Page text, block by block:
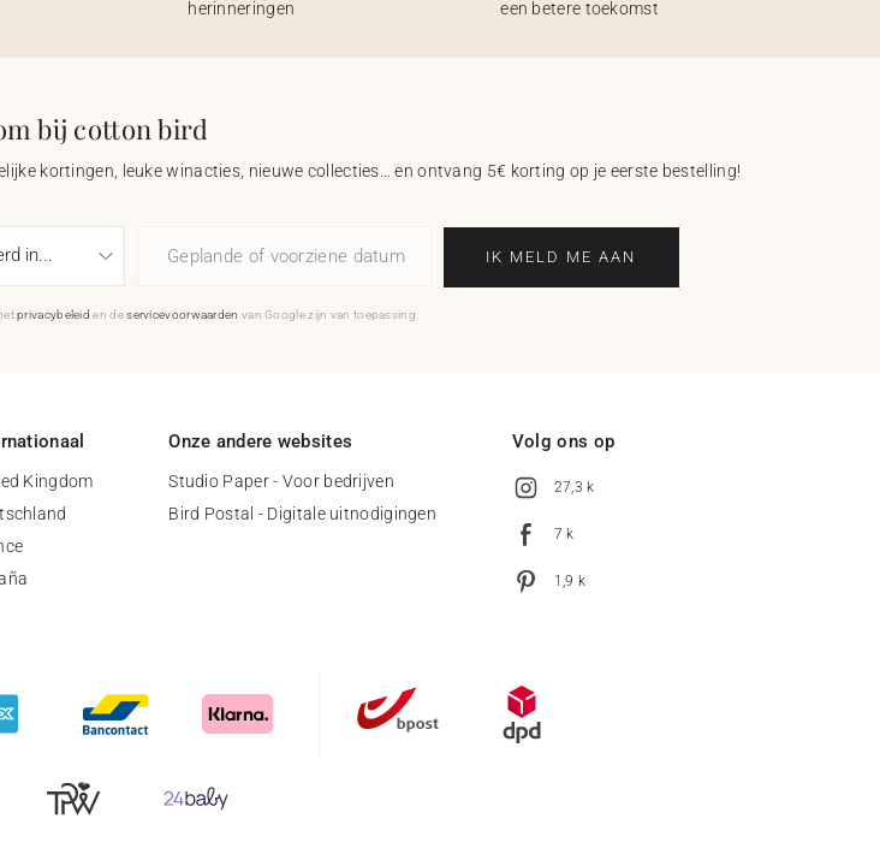
herinneringen
een betere toekomst
bij cotton bird
kortingen, leuke winacties, nieuwe collecties… en ontvang 5€ korting op je eerste bestelling!
Geplande of voorziene datum IK MELD ME AAN
privacybeleid en deservicevoorwaarden van Google zijn van toepassing.
Kingdom
Onze andere websites
Studio Paper - Voor bedrijven
Bird Postal - Digitale uitnodigingen
Volg ons op
27,3 k
7 k
1,9 k